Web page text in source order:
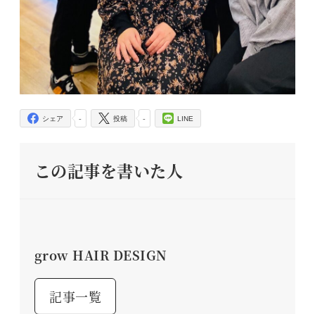
-
シェア -
投稿 LINE
この記事を書いた人
grow HAIR DESIGN
記事一覧